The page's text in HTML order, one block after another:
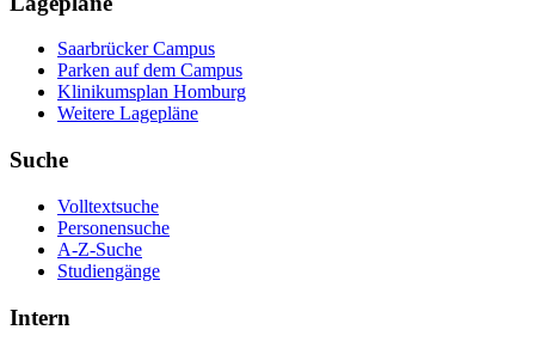
Saarbrücker Campus
Parken auf dem Campus
Klinikumsplan Homburg
Weitere Lagepläne
Suche
Volltextsuche
Personensuche
A-Z-Suche
Studiengänge
Intern